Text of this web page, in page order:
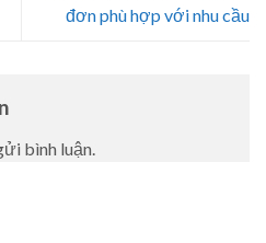
đơn phù hợp với nhu cầu
bình luận.